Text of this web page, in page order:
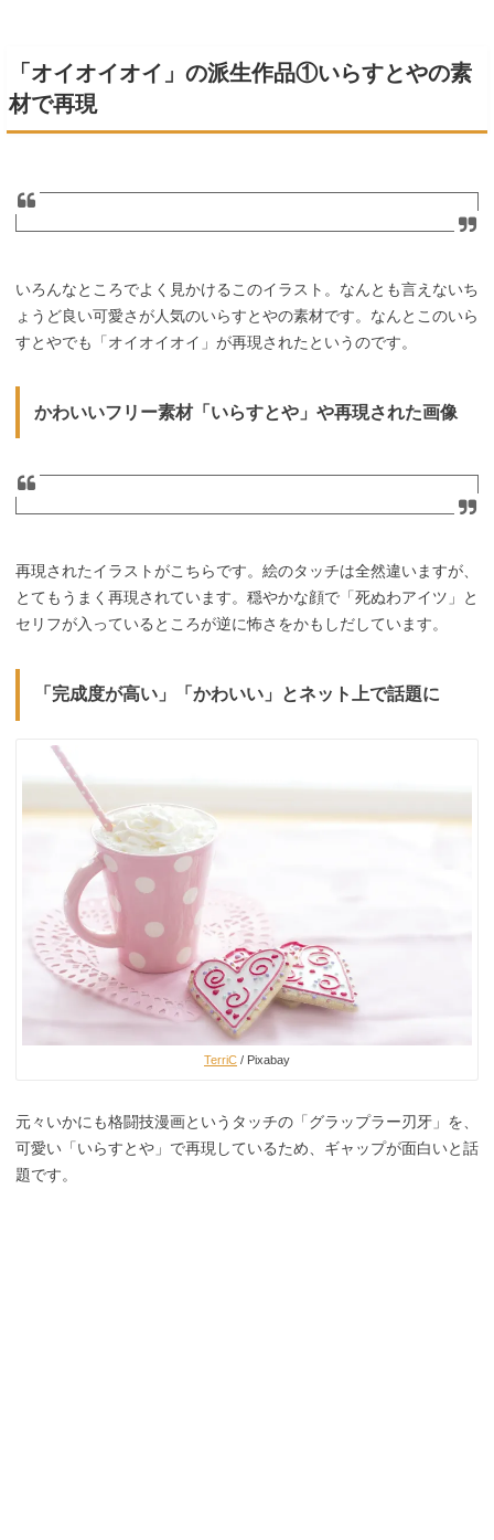
「オイオイオイ」の派生作品①いらすとやの素
材で再現
いろんなところでよく見かけるこのイラスト。なんとも言えないち
ょうど良い可愛さが人気のいらすとやの素材です。なんとこのいら
すとやでも「オイオイオイ」が再現されたというのです。
かわいいフリー素材「いらすとや」や再現された画像
再現されたイラストがこちらです。絵のタッチは全然違いますが、
とてもうまく再現されています。穏やかな顔で「死ぬわアイツ」と
セリフが入っているところが逆に怖さをかもしだしています。
「完成度が高い」「かわいい」とネット上で話題に
TerriC / Pixabay
元々いかにも格闘技漫画というタッチの「グラップラー刃牙」を、
可愛い「いらすとや」で再現しているため、ギャップが面白いと話
題です。